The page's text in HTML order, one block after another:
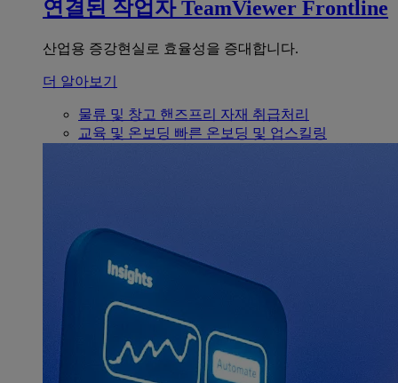
연결된 작업자 TeamViewer Frontline
산업용 증강현실로 효율성을 증대합니다.
더 알아보기
물류 및 창고 핸즈프리 자재 취급처리
교육 및 온보딩 빠른 온보딩 및 업스킬링